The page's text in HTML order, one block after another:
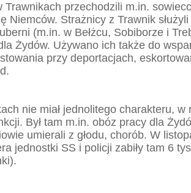
Trawnikach przechodzili m.in.
Niemców. Strażnicy z Trawnik
(m.in. w Bełżcu, Sobiborze i
Żydów. Używano ich także do
przy deportacjach,
nie miał jednolitego charakteru, w
Był tam m.in. obóz pracy dla
umierali z głodu, chorób. W
jednostki SS i policji zabiły tam 6